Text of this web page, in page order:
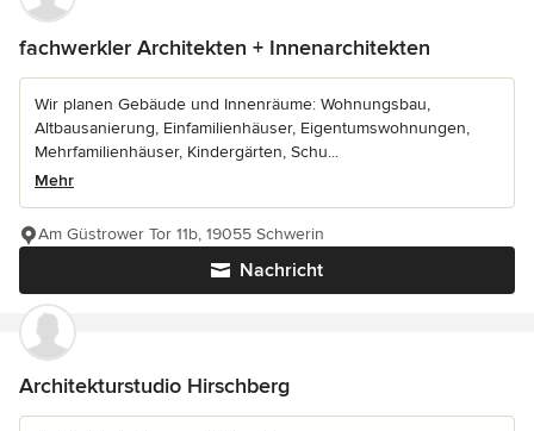
fachwerkler Architekten + Innenarchitekten
Wir planen Gebäude und Innenräume: Wohnungsbau,
Altbausanierung, Einfamilienhäuser, Eigentumswohnungen,
Mehrfamilienhäuser, Kindergärten, Schu...
Mehr
Nachricht
Am Güstrower Tor 11b, 19055 Schwerin
Architekturstudio Hirschberg